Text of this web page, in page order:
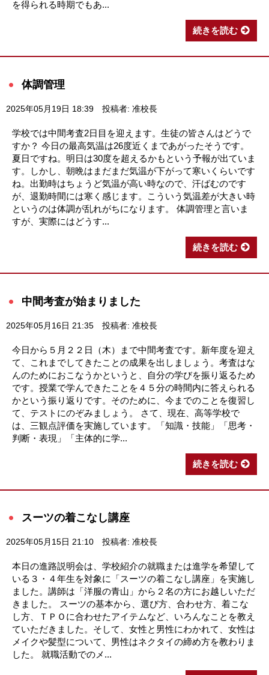
を得られる時期でもあ...
続きを読む
体調管理
2025年05月19日 18:39 投稿者: 准校長
学校では中間考査2日目を迎えます。生徒の皆さんはどうで
すか？ 今日の最高気温は26度近くまであがったそうです。
夏日ですね。明日は30度を超えるかもという予報が出ていま
す。しかし、朝晩はまだまだ気温が下がって寒いくらいです
ね。出勤時はちょうど気温が高い時なので、汗ばむのです
が、退勤時間には寒く感じます。こういう気温差が大きい時
というのは体調が乱れがちになります。 体調管理と言いま
すが、実際にはどうす...
続きを読む
中間考査が始まりました
2025年05月16日 21:35 投稿者: 准校長
今日から５月２２日（木）まで中間考査です。新年度を迎え
て、これまでしてきたことの成果を出しましょう。考査はな
んのためにおこなうかというと、自分の学びを振り返るため
です。授業で学んできたことを４５分の時間内に答えられる
かという振り返りです。そのために、今までのことを復習し
て、テストにのぞみましょう。 さて、現在、高等学校で
は、三観点評価を実施しています。「知識・技能」「思考・
判断・表現」「主体的に学...
続きを読む
スーツの着こなし講座
2025年05月15日 21:10 投稿者: 准校長
本日の進路説明会は、学校紹介の就職または進学を希望して
いる３・４年生を対象に「スーツの着こなし講座」を実施し
ました。講師は「洋服の青山」から２名の方にお越しいただ
きました。 スーツの基本から、選び方、合わせ方、着こな
し方、ＴＰＯに合わせたアイテムなど、いろんなことを教え
ていただきました。そして、女性と男性にわかれて、女性は
メイクや髪型について、男性はネクタイの締め方を教わりま
した。 就職活動でのメ...